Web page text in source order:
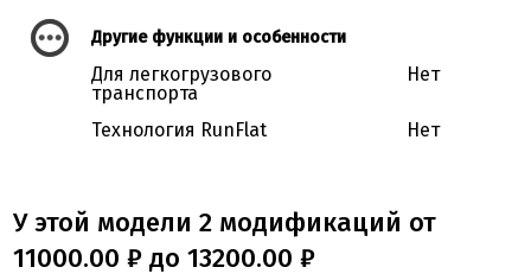
Другие функции и особенности
Для легкогрузового
транспорта
Нет
Технология RunFlat Нет
У этой модели 2 модификаций от
11000.00 ₽ до 13200.00 ₽